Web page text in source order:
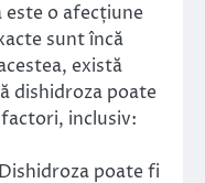
este o afecțiune
sunt încă
există
dishidroza poate
inclusiv:
poate fi